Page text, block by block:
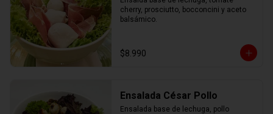
cherry, prosciutto, bocconcini y aceto
balsámico.
$8.990
Ensalada César Pollo
Ensalada base de lechuga, pollo